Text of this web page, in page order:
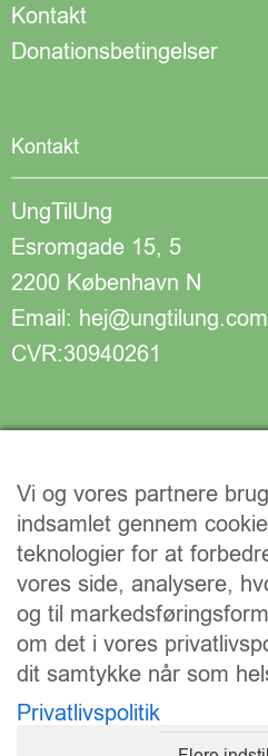
Kontakt
Donationsbetingelser
Kontakt
UngTilUng
Esromgade 15, 5
2200 København N
Email: hej@ungtilung.com
CVR:30940261
Vi understøtter FN’s
Vi og vores partnere
indsamlet gennem
teknologier for at
vores side, analysere,
og til
om det i vores
dit samtykke når som
Privatlivspolitik